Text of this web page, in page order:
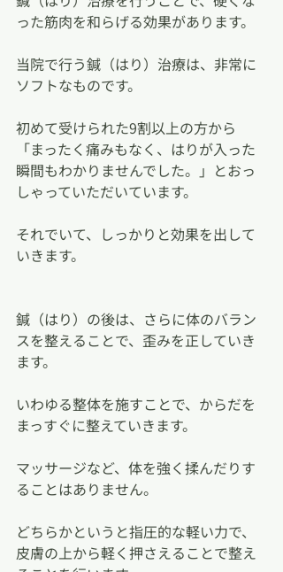
った筋肉を和らげる効果があります。
当院で行う鍼（はり）治療は、非常に
ソフトなものです。
初めて受けられた9割以上の方から
「まったく痛みもなく、はりが入った
瞬間もわかりませんでした。」とおっ
しゃっていただいています。
それでいて、しっかりと効果を出して
いきます。
鍼（はり）の後は、さらに体のバラン
スを整えることで、歪みを正していき
ます。
いわゆる整体を施すことで、からだを
まっすぐに整えていきます。
マッサージなど、体を強く揉んだりす
ることはありません。
どちらかというと指圧的な軽い力で、
皮膚の上から軽く押さえることで整え